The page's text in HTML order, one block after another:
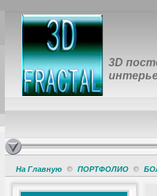
3D
На Главную ПОРТФОЛИО